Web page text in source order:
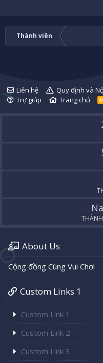
Thành viên
Liên hệ Quy định và
Trợ giúp
Trang chủ
About Us
Cộng đồng Cùng Vui Chơi
Custom Links 1
Custom Link 1
Custom Link 2
Custom Link 3